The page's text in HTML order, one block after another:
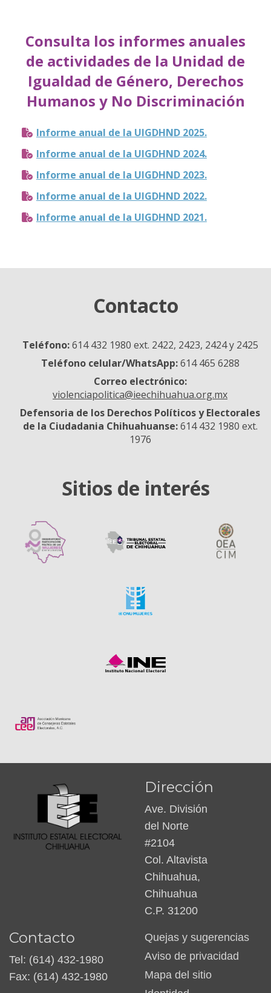
Consulta los informes anuales
de actividades de la Unidad de
Igualdad de Género, Derechos
Humanos y No Discriminación
Informe anual de la UIGDHND 2025.
Informe anual de la UIGDHND 2024.
Informe anual de la UIGDHND 2023.
Informe anual de la UIGDHND 2022.
Informe anual de la UIGDHND 2021.
Contacto
Teléfono:614 432 1980 ext. 2422, 2423, 2424 y 2425
Teléfono celular/WhatsApp:614 465 6288
Correo electrónico:
violenciapolitica@ieechihuahua.org.mx
Defensoria de los Derechos Políticos y Electorales
de la Ciudadania Chihuahuanse:614 432 1980 ext.
1976
Sitios de interés
Dirección
Ave. División
del Norte
#2104
Col. Altavista
Chihuahua,
Chihuahua
C.P. 31200
Contacto
Tel: (614) 432-1980
Fax: (614) 432-1980
Quejas y sugerencias
Aviso de privacidad
Mapa del sitio